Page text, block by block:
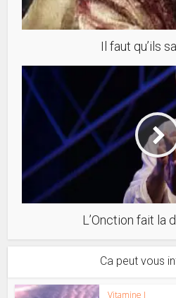
Il faut qu’ils
L’Onction fait la
Ca peut vous
Vitamine J